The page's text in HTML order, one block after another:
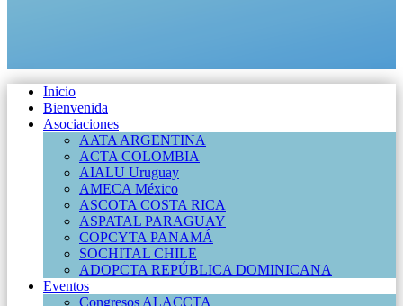
Inicio
Bienvenida
Asociaciones
AATA ARGENTINA
ACTA COLOMBIA
AIALU Uruguay
AMECA México
ASCOTA COSTA RICA
ASPATAL PARAGUAY
COPCYTA PANAMÁ
SOCHITAL CHILE
ADOPCTA REPÚBLICA DOMINICANA
Eventos
Congresos ALACCTA